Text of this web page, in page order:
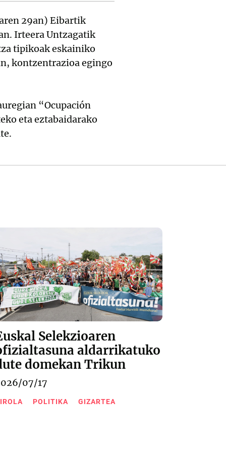
29an) Eibartik
Irteera Untzagatik
tipikoak eskainiko
kontzentrazioa egingo
“Ocupación
eta eztabaidarako
Selekzioaren
aldarrikatuko
domekan Trikun
07/17
POLITIKA GIZARTEA